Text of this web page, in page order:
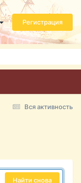
Регистрация
Вся активность
Найти снова